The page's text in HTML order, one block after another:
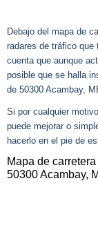
Debajo del mapa de
radares de tráfico
cuenta que aunque
posible que se halla
de 50300 Acambay,
Si por cualquier
puede mejorar o
hacerlo en el pie de
Mapa de
50300 Acambay,